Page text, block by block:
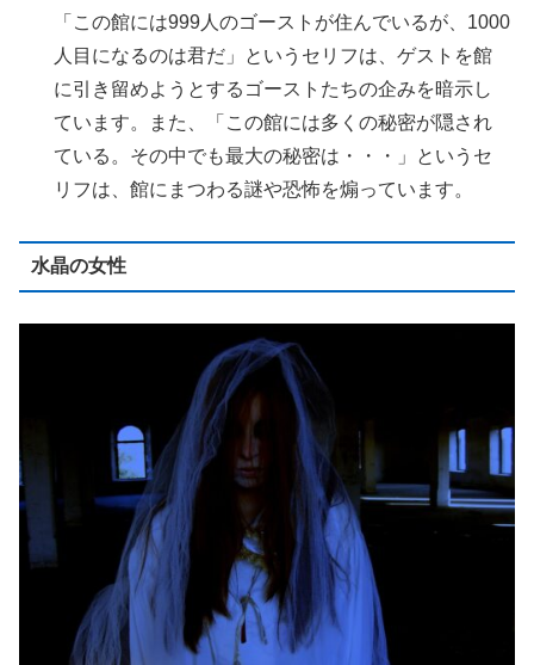
「この館には999人のゴーストが住んでいるが、1000
人目になるのは君だ」というセリフは、ゲストを館
に引き留めようとするゴーストたちの企みを暗示し
ています。また、「この館には多くの秘密が隠され
ている。その中でも最大の秘密は・・・」というセ
リフは、館にまつわる謎や恐怖を煽っています。
水晶の女性